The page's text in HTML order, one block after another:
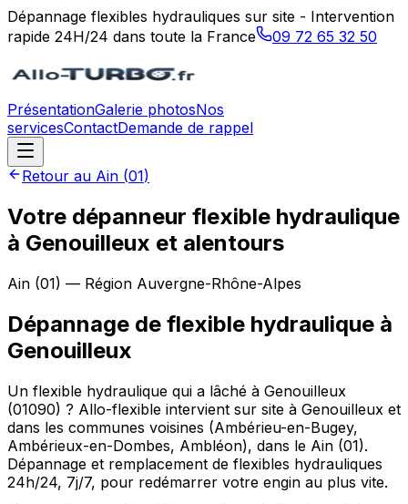
Dépannage flexibles hydrauliques sur site - Intervention
rapide 24H/24 dans toute la France
09 72 65 32 50
PrésentationGalerie photosNos
servicesContactDemande de rappel
Retour au Ain (01)
Votre dépanneur flexible hydraulique
à Genouilleux et alentours
Ain (01) — Région Auvergne-Rhône-Alpes
Dépannage de flexible hydraulique à
Genouilleux
Un flexible hydraulique qui a lâché à Genouilleux
(01090) ? Allo-flexible intervient sur site à Genouilleux et
dans les communes voisines (Ambérieu-en-Bugey,
Ambérieux-en-Dombes, Ambléon), dans le Ain (01).
Dépannage et remplacement de flexibles hydrauliques
24h/24, 7j/7, pour redémarrer votre engin au plus vite.